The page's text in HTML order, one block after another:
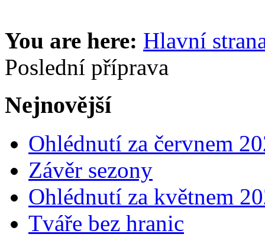
You are here: Hlavní
Poslední příprava
Nejnovější
Ohlédnutí za červnem
Závěr sezony
Ohlédnutí za květnem
Tváře bez hranic